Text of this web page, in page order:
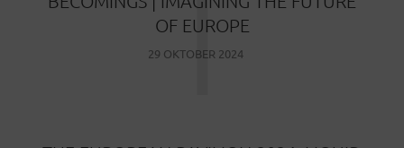
OF EUROPE
29 OKTOBER 2024